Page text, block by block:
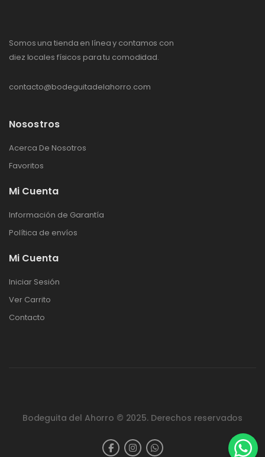
Somos una tienda en línea y contamos con
diez locales físicos para tu comodidad.
contacto@bodeguitadelahorro.com
Nosostros
Acerca De Nosotros
Favoritos
Mi Cuenta
Información de Garantía
Política de envíos
Mi Cuenta
Iniciar Sesión
Ver Carrito
Contacto
Bodeguita del Ahorro © 2025. Derechos reservados